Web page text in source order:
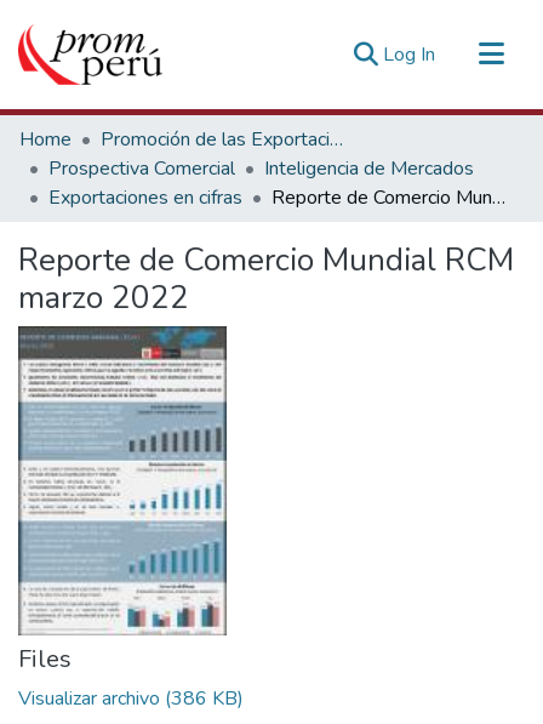
Log In (current)
Communities & Collections
All of DSpace
Statistics
Home
Promoción de las Exportaciones
Prospectiva Comercial
Inteligencia de Mercados
Exportaciones en cifras
Reporte de Comercio Mundial RCM marzo 2022
Reporte de Comercio Mundial RCM
marzo 2022
Files
Visualizar archivo (386 KB)